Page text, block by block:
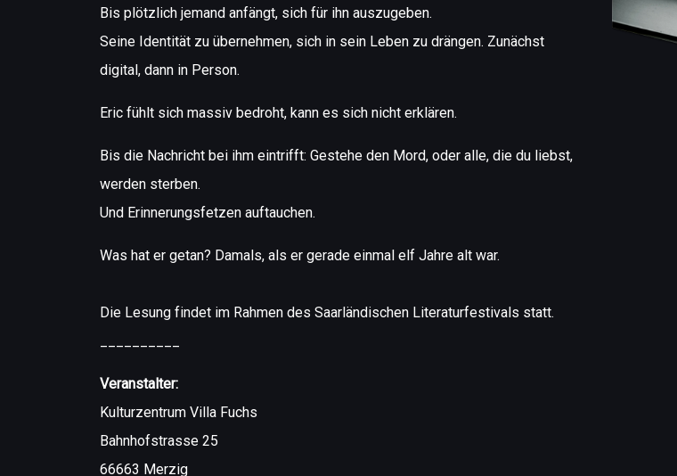
Bis plötzlich jemand anfängt, sich für ihn auszugeben.
Seine Identität zu übernehmen, sich in sein Leben zu drängen. Zunächst
digital, dann in Person.
Eric fühlt sich massiv bedroht, kann es sich nicht erklären.
Bis die Nachricht bei ihm eintrifft: Gestehe den Mord, oder alle, die du liebst,
werden sterben.
Und Erinnerungsfetzen auftauchen.
Was hat er getan? Damals, als er gerade einmal elf Jahre alt war.
Die Lesung findet im Rahmen des Saarländischen Literaturfestivals statt.
Veranstalter:
Kulturzentrum Villa Fuchs
Bahnhofstrasse 25
66663 Merzig